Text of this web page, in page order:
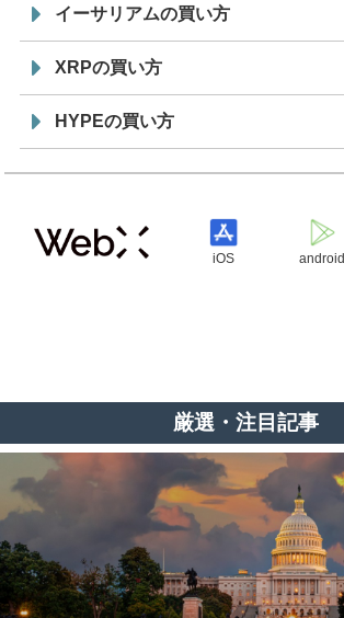
イーサリアムの買い方
XRPの買い方
HYPEの買い方
iOS android
厳選・注目記事